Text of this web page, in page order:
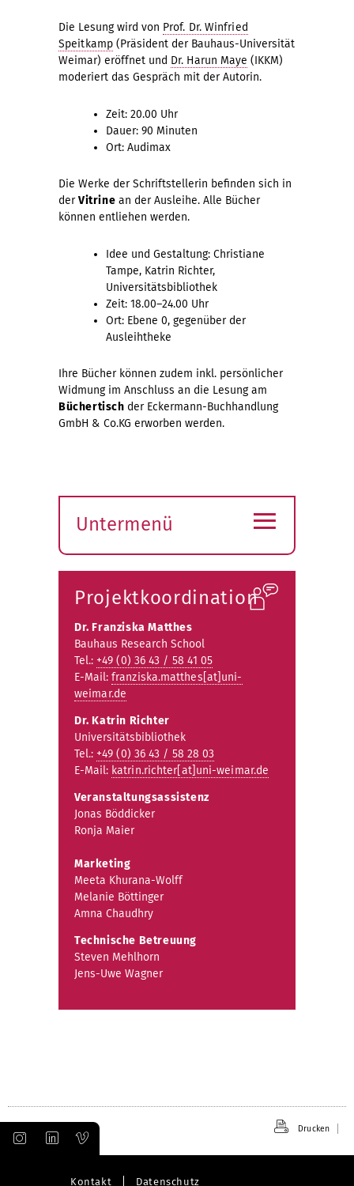
Die Lesung wird von Prof. Dr. Winfried
Speitkamp(Präsident der Bauhaus-Universität
Weimar) eröffnet und Dr. Harun Maye (IKKM)
moderiert das Gespräch mit der Autorin.
Zeit: 20.00 Uhr
Dauer: 90 Minuten
Ort: Audimax
Die Werke der Schriftstellerin befinden sich in
derVitrine an der Ausleihe. Alle Bücher
können entliehen werden.
Idee und Gestaltung: Christiane
Tampe, Katrin Richter,
Universitätsbibliothek
Zeit: 18.00–24.00 Uhr
Ort: Ebene 0, gegenüber der
Ausleihtheke
Ihre Bücher können zudem inkl. persönlicher
Widmung im Anschluss an die Lesung am
Büchertisch der Eckermann-Buchhandlung
GmbH & Co.KG erworben werden.
Untermenü
öffnen
≡
Projektkoordination
Dr. Franziska Matthes
Bauhaus Research School
Tel.: +49 (0) 36 43 / 58 41 05
E-Mail: franziska.matthes[at]uni-
weimar.de
Dr. Katrin Richter
Universitätsbibliothek
Tel.: +49 (0) 36 43 / 58 28 03
E-Mail: katrin.richter[at]uni-weimar.de
Veranstaltungsassistenz
Jonas Böddicker
Ronja Maier
Marketing
Meeta Khurana-Wolff
Melanie Böttinger
Amna Chaudhry
Technische Betreuung
Steven Mehlhorn
Jens-Uwe Wagner
Drucken
Kontakt Datenschutz